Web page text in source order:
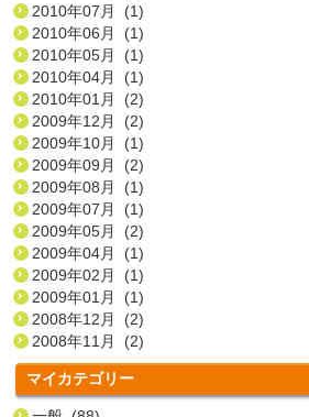
2010年07月 (1)
2010年06月 (1)
2010年05月 (1)
2010年04月 (1)
2010年01月 (2)
2009年12月 (2)
2009年10月 (1)
2009年09月 (2)
2009年08月 (1)
2009年07月 (1)
2009年05月 (2)
2009年04月 (1)
2009年02月 (1)
2009年01月 (1)
2008年12月 (2)
2008年11月 (2)
マイカテゴリー